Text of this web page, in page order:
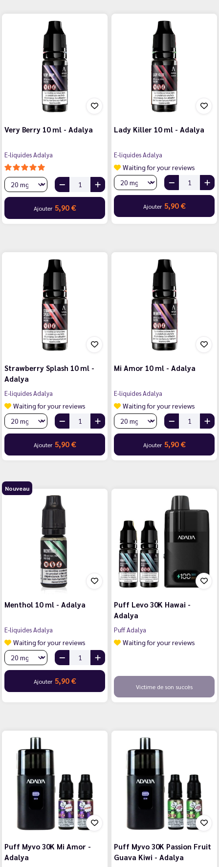
Very Berry 10 ml - Adalya
E-liquides Adalya
Ajouter 5,90 €
Lady Killer 10 ml - Adalya
E-liquides Adalya
Waiting for your reviews
Ajouter 5,90 €
Strawberry Splash 10 ml -
Adalya
E-liquides Adalya
Waiting for your reviews
Ajouter 5,90 €
Mi Amor 10 ml - Adalya
E-liquides Adalya
Waiting for your reviews
Ajouter 5,90 €
Nouveau
Menthol 10 ml - Adalya
E-liquides Adalya
Waiting for your reviews
Ajouter 5,90 €
Puff Levo 30K Hawai -
Adalya
Puff Adalya
Waiting for your reviews
Victime de son succès
Puff Myvo 30K Mi Amor -
Adalya
Puff Myvo 30K Passion Fruit
Guava Kiwi - Adalya